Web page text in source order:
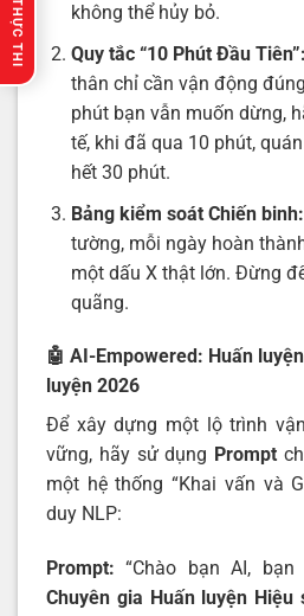
không thể hủy bỏ.
Quy tắc “10 Phút Đầu Tiên”:
thân chỉ cần vận động
phút bạn vẫn muốn dừng,
tế, khi đã qua 10 phút,
hết 30 phút.
Bảng kiểm soát Chiến binh:
tường, mỗi ngày hoàn
một dấu X thật lớn. Đừng
quãng.
🤖 AI-Empowered: Huấn
luyện 2026
Để xây dựng một lộ trình
vững, hãy sử dụng Prompt
một hệ thống “Khai vấn và
duy NLP:
Prompt: “Chào bạn AI,
Chuyên gia Huấn luyện